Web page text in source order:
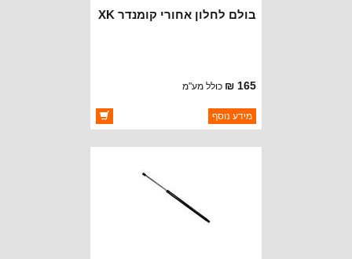
בולם לחלון אחורי קומנדר XK
165 ₪ כולל מע"מ
ברקוד: 55369333AD
יצרן:OAKMAN OFFROAD
מידע נוסף